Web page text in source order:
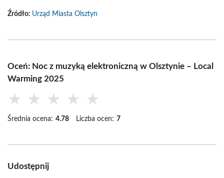
Źródło: Urząd Miasta Olsztyn
Oceń: Noc z muzyką elektroniczną w Olsztynie – Local
Warming 2025
★ ★ ★ ★ ★
Średnia ocena: 4.78 Liczba ocen: 7
Udostępnij